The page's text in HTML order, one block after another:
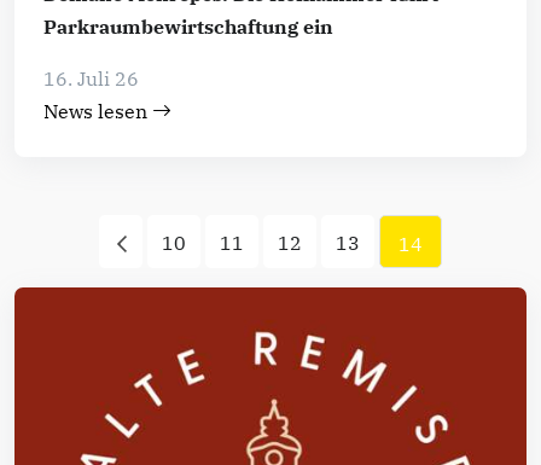
Parkraumbewirtschaftung ein
16. Juli 26
News lesen
10 11 12 13 14